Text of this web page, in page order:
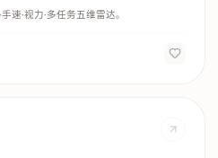
速·视力·多任务五维雷达。